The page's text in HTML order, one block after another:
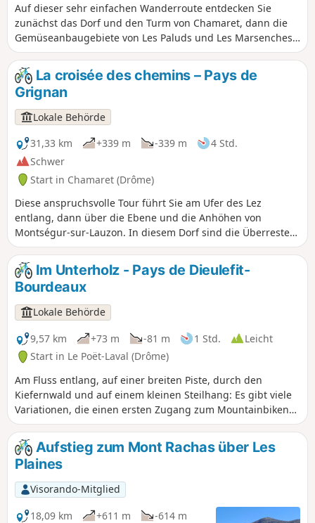
Auf dieser sehr einfachen Wanderroute entdecken Sie
zunächst das Dorf und den Turm von Chamaret, dann die
Gemüseanbaugebiete von Les Paluds und Les Marsenches.
An einer Weggabelung sehen Sie das wunderschöne
Steinkreuz von Les Vicaires, um anschließend die fabelhafte
Grotte de Rochecourbière und den Steintisch von Madame
de Sévigné zu entdecken. Schöne Wege durch Trüffeleichen
und Lavendelfelder führen Sie zurück nach Chamaret,
vorbei an der wunderschönen Kapelle Saint-Barthélémy.
La croisée des chemins – Pays de
Grignan
Lokale Behörde
31,33 km
+339 m -339 m
4 Std.
Schwer
Start in Chamaret (Drôme)
Diese anspruchsvolle Tour führt Sie am Ufer des Lez
entlang, dann über die Ebene und die Anhöhen von
Montségur-sur-Lauzon. In diesem Dorf sind die Überreste
der mittelalterlichen Burg und ihrer Umfriedung, genannt
Vieux Montségur, erhalten geblieben. Sie setzen Ihren Weg
auf schönen Pfaden bis zum Dorf Solérieux fort.
Anschließend geht es bergauf, und Sie erreichen einen
Punkt mit herrlichem Blick auf Clansayes und seine „Vierge
perchée“. Über wunderschöne Singletrails durchqueren Sie
einen Teil des Waldes von Rouvergue, um nach Chamaret
zu gelangen.
Im Unterholz - Pays de Dieulefit-
Bourdeaux
Lokale Behörde
9,57 km
+73 m -81 m 1 Std.
Leicht
Start in Le Poët-Laval (Drôme)
Am Fluss entlang, auf einer breiten Piste, durch den
Kiefernwald und auf einem kleinen Steilhang: Es gibt viele
Variationen, die einen ersten Zugang zum Mountainbiken
in einer stets angenehmen Umgebung ermöglichen. Ideal
für Anfänger und Familien!
Aufstieg zum Mont Rachas über Les
Plaines
Visorando-Mitglied
18,09 km
+611 m
-614 m